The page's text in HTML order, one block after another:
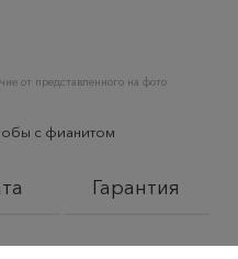
от представленного на фото
с фианитом
Гарантия